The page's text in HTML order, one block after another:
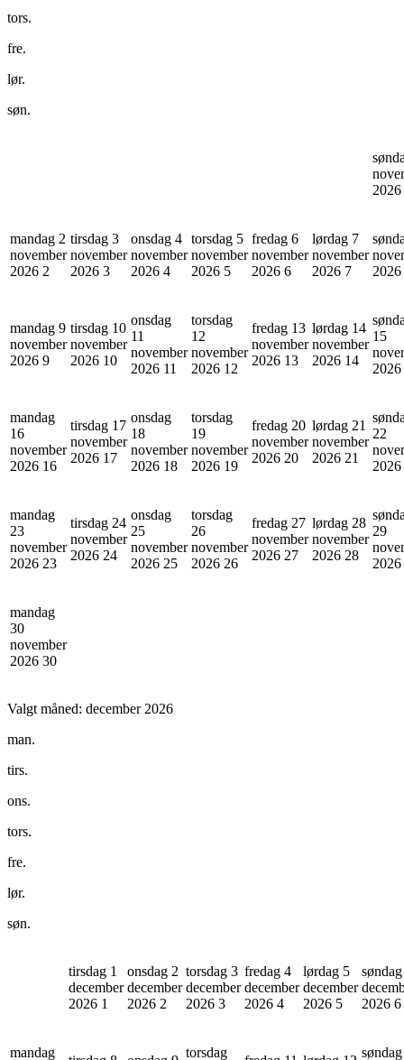
tors.
fre.
lør.
søn.
2026
mandag 2
november
2026 2
tirsdag 3
november
2026 3
onsdag 4
november
2026 4
torsdag 5
november
2026 5
fredag 6
november
2026 6
lørdag 7
november
2026 7
2026
mandag 9
november
2026 9
tirsdag 10
november
2026 10
onsdag
11
november
2026 11
torsdag
12
november
2026 12
fredag 13
november
2026 13
lørdag 14
november
2026 14
15
2026
mandag
16
november
2026 16
tirsdag 17
november
2026 17
onsdag
18
november
2026 18
torsdag
19
november
2026 19
fredag 20
november
2026 20
lørdag 21
november
2026 21
22
2026
mandag
23
november
2026 23
tirsdag 24
november
2026 24
onsdag
25
november
2026 25
torsdag
26
november
2026 26
fredag 27
november
2026 27
lørdag 28
november
2026 28
29
2026
mandag
30
november
2026 30
Valgt måned: december 2026
man.
tirs.
ons.
tors.
fre.
lør.
søn.
tirsdag 1
december
2026 1
onsdag 2
december
2026 2
torsdag 3
december
2026 3
fredag 4
december
2026 4
lørdag 5
december
2026 5
2026 6
mandag torsdag søndag